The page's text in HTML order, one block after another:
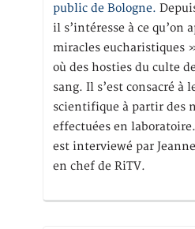
public de Bologne.
il s’intéresse à ce qu’on
miracles eucharistiques
où des hosties du culte
sang. Il s’est consacré à
scientifique à partir des
effectuées en
est interviewé par
en chef de RiTV.